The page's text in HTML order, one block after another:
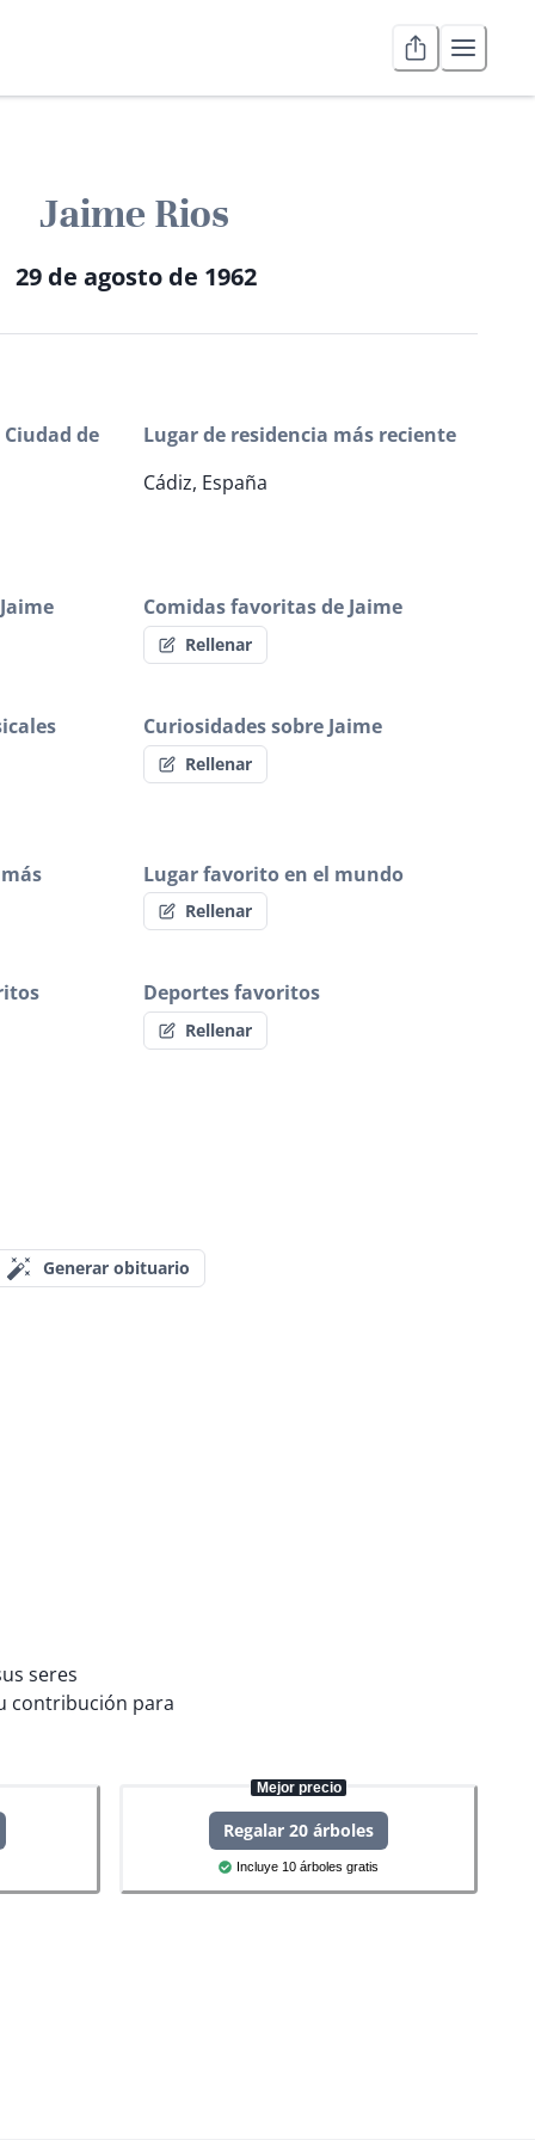
Jaime Rios
29 de agosto de 1962
de
Lugar de residencia más reciente
Cádiz, España
Comidas favoritas de Jaime
Rellenar
Curiosidades sobre Jaime
Rellenar
Lugar favorito en el mundo
Rellenar
Deportes favoritos
Rellenar
Generar obituario
seres
contribución para
Mejor precio
Regalar 20 árboles
Incluye 10 árboles gratis